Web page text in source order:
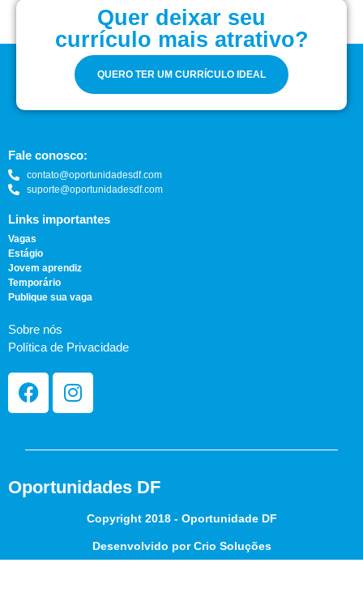
Quer deixar seu
currículo mais atrativo?
QUERO TER UM CURRÍCULO IDEAL
Fale conosco:
contato@oportunidadesdf.com
suporte@oportunidadesdf.com
Links importantes
Vagas
Estágio
Jovem aprendiz
Temporário
Publique sua vaga
Sobre nós
Política de Privacidade
Oportunidades DF
Copyright 2018 - Oportunidade DF
Desenvolvido por Crio Soluções